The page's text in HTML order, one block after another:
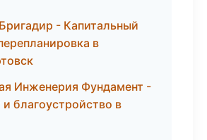
- Капитальный
в
Инженерия Фундамент -
благоустройство в